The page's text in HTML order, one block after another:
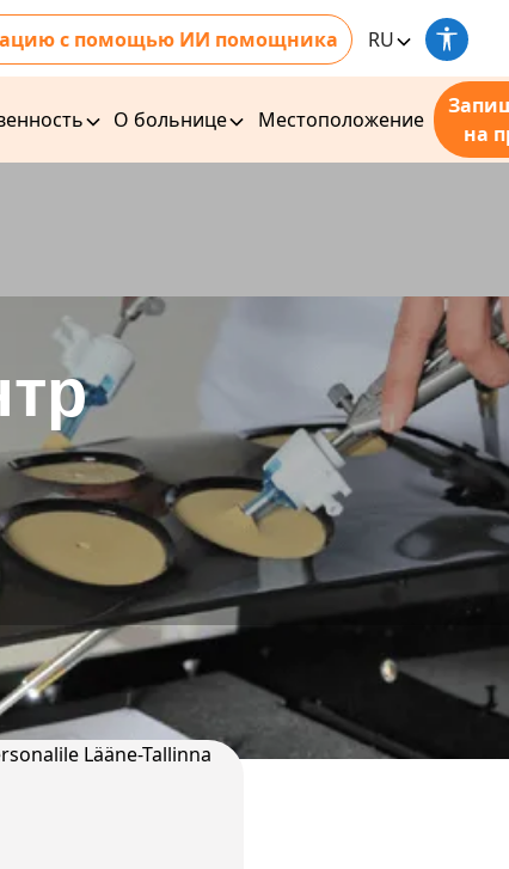
с помощью ИИ помощника RU
О больнице Местоположение
на